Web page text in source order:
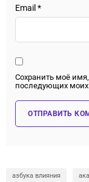
Email*
Сохранить моё
последующих
азбука влияния